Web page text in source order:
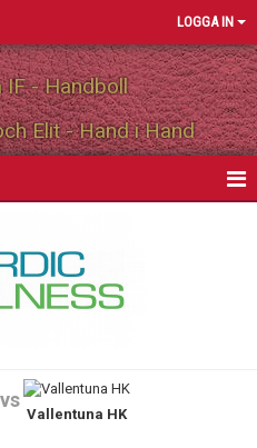
LOGGA IN
IF - Handboll
Elit - Hand i Hand
vs
Vallentuna HK